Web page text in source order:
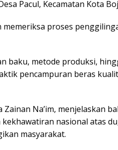
Pacul, Kecamatan Kota
proses
baku, metode produksi,
pencampuran beras
Na’im, menjelaskan
nasional atas
masyarakat.